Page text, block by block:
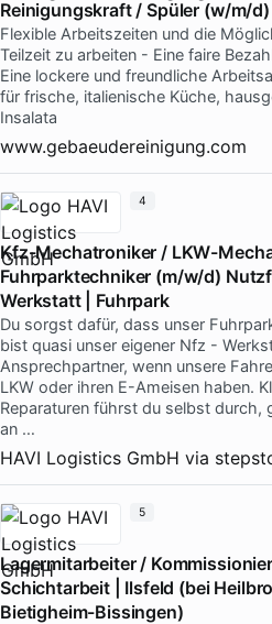
Reinigungskraft / Spüler (w/m/d)
Flexible Arbeitszeiten und die
Teilzeit zu arbeiten - Eine faire
Eine lockere und freundliche
für frische, italienische Küche,
Insalata
www.gebaeudereinigung.com
Kfz-Mechatroniker / LKW-
Fuhrparktechniker (m/w/d)
Werkstatt | Fuhrpark
Du sorgst dafür, dass unser
bist quasi unser eigener Nfz -
Ansprechpartner, wenn unsere
LKW oder ihren E-Ameisen haben.
Reparaturen führst du selbst durch,
an …
HAVI Logistics GmbH via
4
Lagermitarbeiter /
Schichtarbeit | Ilsfeld (bei
Bietigheim-Bissingen)
5